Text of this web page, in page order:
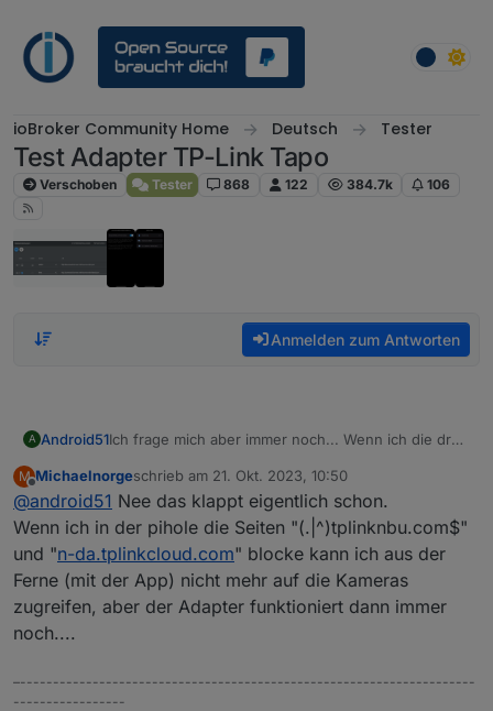
ioBroker Community Home Deutsch Tester
Test Adapter TP-Link Tapo
Verschoben Tester 868 122 384.7k 106
Anmelden zum Antworten
A Android51Ich frage mich aber immer noch... Wenn ich die drei
Adapter dann auf die Kamera zu?
Er hat dann nur noch Zugriff über den App Account.
Wenn ich dann in der App Änderungen vornehme,
sehe ich, wie die Objektdaten aktualisiert werden.
Mein Plan ist es zurzeit, der Kamera den Webzugriff
im Router zu entziehen und nur lokal zu nutzen.
M
Offline
Michaelnorgeschrieb am 21. Okt. 2023, 10:50
zuletzt editiert von
@android51 Nee das klappt eigentlich schon.
Wenn ich in der pihole die Seiten "(.|^)tplinknbu.com$"
und "n-da.tplinkcloud.com" blocke kann ich aus der
Ferne (mit der App) nicht mehr auf die Kameras
zugreifen, aber der Adapter funktioniert dann immer
noch....
–---------------------------------------------------------------------
-----------------